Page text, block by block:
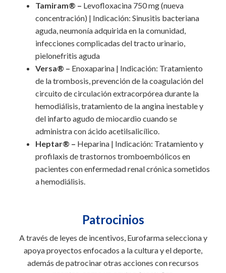
Tamiram® – Levofloxacina 750 mg (nueva
concentración) | Indicación: Sinusitis bacteriana
aguda, neumonía adquirida en la comunidad,
infecciones complicadas del tracto urinario,
pielonefritis aguda
Versa® – Enoxaparina | Indicación: Tratamiento
de la trombosis, prevención de la coagulación del
circuito de circulación extracorpórea durante la
hemodiálisis, tratamiento de la angina inestable y
del infarto agudo de miocardio cuando se
administra con ácido acetilsalicílico.
Heptar® – Heparina | Indicación: Tratamiento y
profilaxis de trastornos tromboembólicos en
pacientes con enfermedad renal crónica sometidos
a hemodiálisis.
Patrocinios
A través de leyes de incentivos, Eurofarma selecciona y
apoya proyectos enfocados a la cultura y el deporte,
además de patrocinar otras acciones con recursos